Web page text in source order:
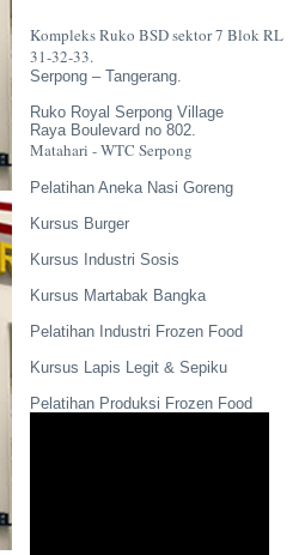
Kompleks Ruko BSD sektor 7 Blok RL
31-32-33.
Serpong – Tangerang.
Ruko Royal Serpong Village
Raya Boulevard no 802.
Matahari - WTC Serpong
Pelatihan Aneka Nasi Goreng
Kursus Burger
Kursus Industri Sosis
Kursus Martabak Bangka
Pelatihan Industri Frozen Food
Kursus Lapis Legit & Sepiku
Pelatihan Produksi Frozen Food